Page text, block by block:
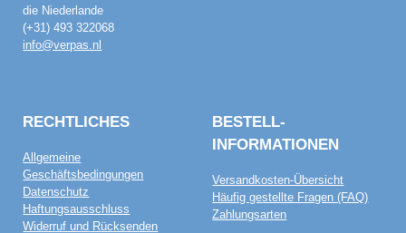
die Niederlande
(+31) 493 322068
info@verpas.nl
RECHTLICHES
Allgemeine
Geschäftsbedingungen
Datenschutz
Haftungsausschluss
Widerruf und Rücksenden
BESTELL­
INFORMATIONEN
Versandkosten-Übersicht
Häufig gestellte Fragen (FAQ)
Zahlungsarten